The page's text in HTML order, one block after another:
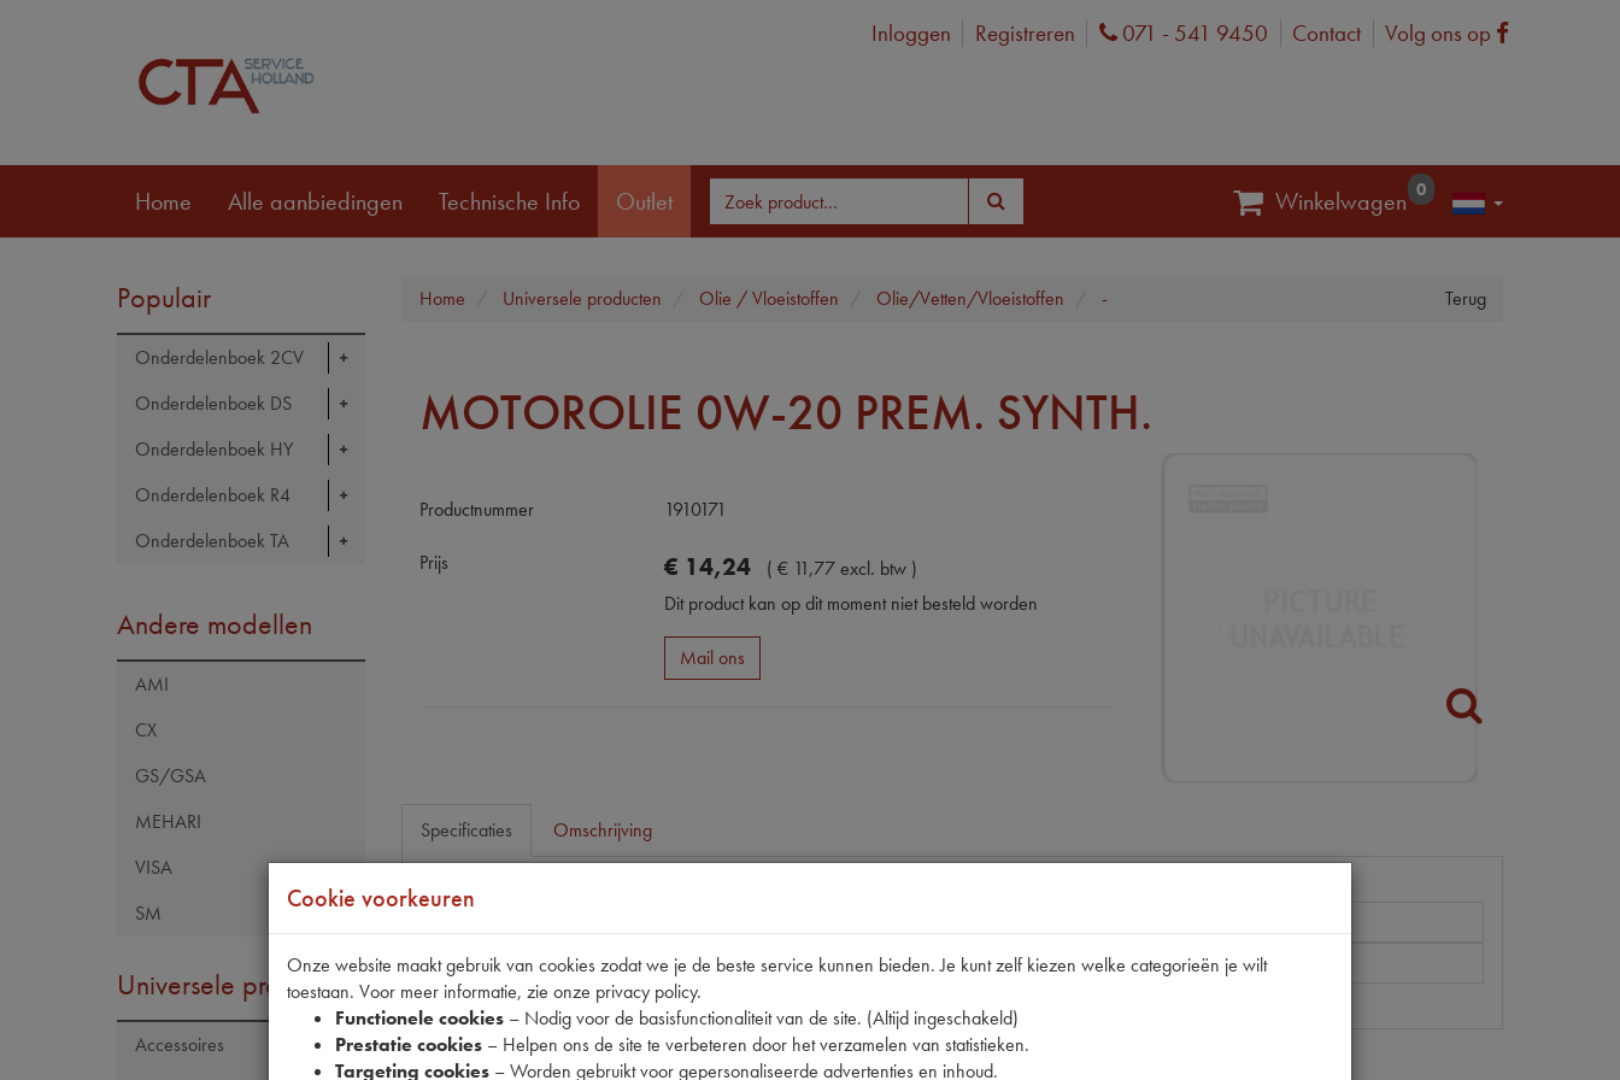
Inloggen Registreren Phone
071 - 541 9450 Contact Volg ons op Facebook
Home Alle aanbiedingen Technische Info Outlet Winkelwagen 0
Populair
Onderdelenboek 2CV
Onderdelenboek DS
Onderdelenboek HY
Onderdelenboek R4
Onderdelenboek TA
Andere modellen
AMI
CX
GS/GSA
MEHARI
VISA
SM
Universele producten
Accessoires
Terug
Home Universele producten Olie / Vloeistoffen Olie/Vetten/Vloeistoffen -
MOTOROLIE 0W-20 PREM. SYNTH.
Productnummer 1910171
Prijs € 14,24 (€ 11,77excl. btw )
Dit product kan op dit moment niet besteld worden
Mail ons
Specificaties Omschrijving
Model Citroën
1 LITER
Cookie voorkeuren
Onze website maakt gebruik van cookies zodat we je de beste service kunnen bieden. Je kunt zelf kiezen welke categorieën je wilt
toestaan. Voor meer informatie, zie onze privacy policy.
Functionele cookies – Nodig voor de basisfunctionaliteit van de site. (Altijd ingeschakeld)
Prestatie cookies – Helpen ons de site te verbeteren door het verzamelen van statistieken.
Targeting cookies – Worden gebruikt voor gepersonaliseerde advertenties en inhoud.